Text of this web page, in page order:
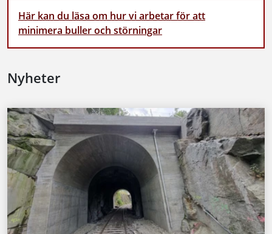
Här kan du läsa om hur vi arbetar för att
minimera buller och störningar
Nyheter